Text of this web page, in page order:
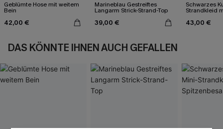
Geblümte Hose mit weitem
Bein
42,00 €
Marineblau Gestreiftes
Langarm Strick-Strand-Top
39,00 €
Schwarzes
Strandkleid
43,00 €
DAS KÖNNTE IHNEN AUCH GEFALLEN